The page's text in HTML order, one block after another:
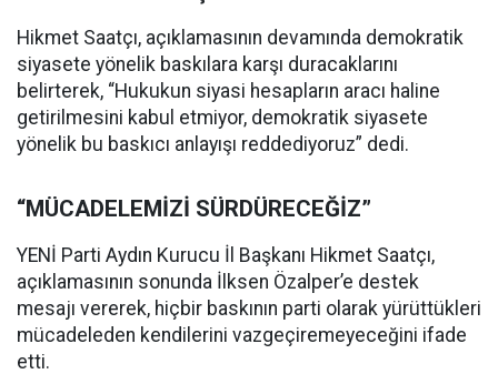
Hikmet Saatçı, açıklamasının devamında demokratik
siyasete yönelik baskılara karşı duracaklarını
belirterek, “Hukukun siyasi hesapların aracı haline
getirilmesini kabul etmiyor, demokratik siyasete
yönelik bu baskıcı anlayışı reddediyoruz” dedi.
“MÜCADELEMİZİ SÜRDÜRECEĞİZ”
YENİ Parti Aydın Kurucu İl Başkanı Hikmet Saatçı,
açıklamasının sonunda İlksen Özalper’e destek
mesajı vererek, hiçbir baskının parti olarak yürüttükleri
mücadeleden kendilerini vazgeçiremeyeceğini ifade
etti.